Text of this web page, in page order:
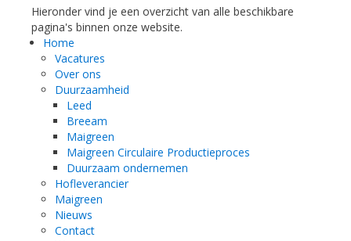
Hieronder vind je een overzicht van alle beschikbare
pagina's binnen onze website.
Home
Vacatures
Over ons
Duurzaamheid
Leed
Breeam
Maigreen
Maigreen Circulaire Productieproces
Duurzaam ondernemen
Hofleverancier
Maigreen
Nieuws
Contact